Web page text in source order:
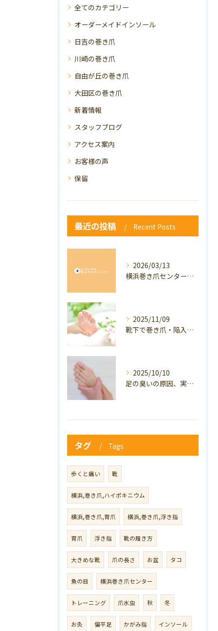
全てのカテゴリー
オーダーメイドインソール
日吉の巻き爪
川崎の巻き爪
自由が丘の巻き爪
大田区の巻き爪
新着情報
スタッフブログ
アクセス案内
お客様の声
保留
最近の投稿 Recent Posts
2026/03/13
横浜巻き爪センター：専門家が答える「巻き爪・陥入爪」Q&A
2025/11/09
靴下で巻き爪・陥入爪の予防はできる？おすすめの靴下を紹介！
2025/10/10
足の臭いの原因、実は巻き爪かも？ニオイ対策と予防のポイントも解説！
タグ Tags
歩くと痛い 靴
横浜,巻き爪,ハイポキニウム
横浜,巻き爪,育爪 横浜,巻き爪,浮き指
育爪 浮き指 靴の履き方
大きめな靴 爪の長さ お盆 タコ
魚の目 横浜巻き爪センター
トレーニング 爪水虫 秋 冬
お灸 偏平足 かがみ指 インソール